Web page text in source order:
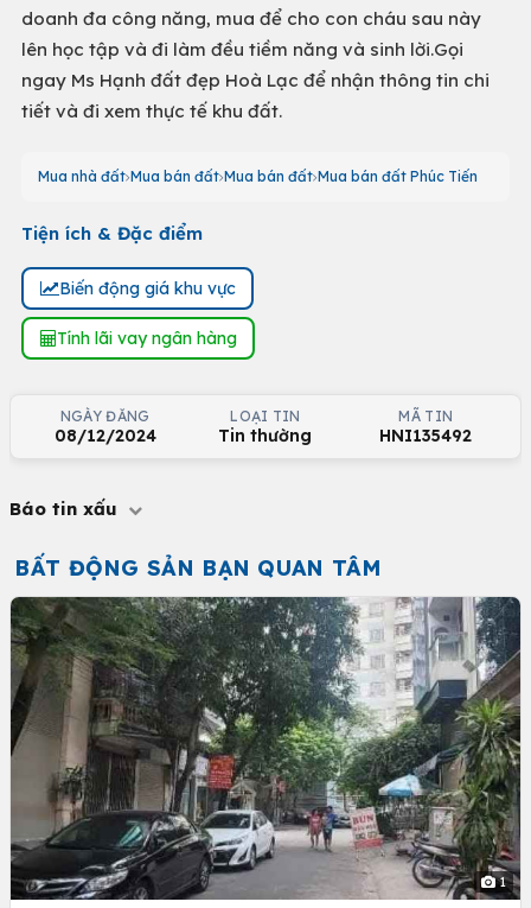
doanh đa công năng, mua để cho con cháu sau này
lên học tập và đi làm đều tiềm năng và sinh lời.Gọi
ngay Ms Hạnh đất đẹp Hoà Lạc để nhận thông tin chi
tiết và đi xem thực tế khu đất.
Mua nhà đất Mua bán đất Mua bán đất Mua bán đất Phúc Tiến
Tiện ích & Đặc điểm
Biến động giá khu vực
Tính lãi vay ngân hàng
NGÀY ĐĂNG
08/12/2024
LOẠI TIN
Tin thường
MÃ TIN
HNI135492
Báo tin xấu
BẤT ĐỘNG SẢN BẠN QUAN TÂM
1